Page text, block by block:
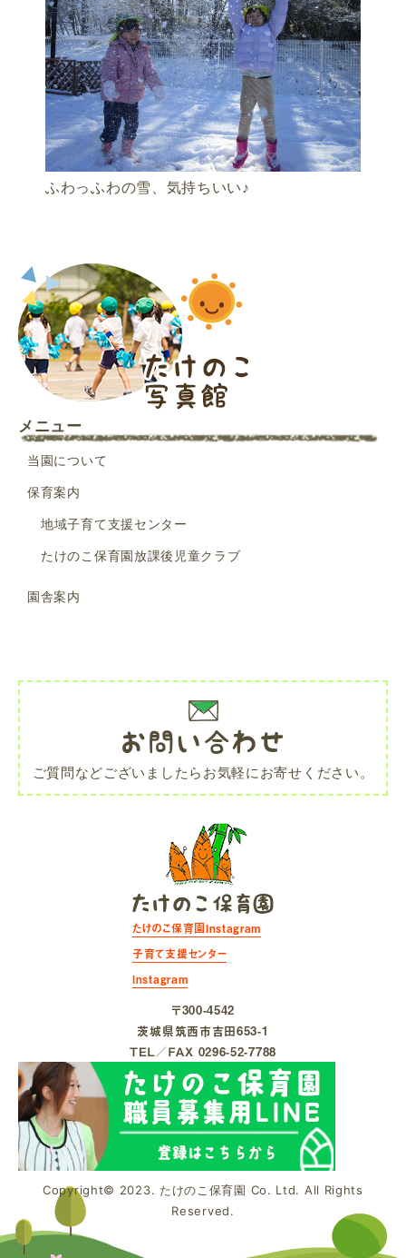
ふわっふわの雪、気持ちいい♪
メニュー
当園について
保育案内
地域子育て支援センター
たけのこ保育園放課後児童クラブ
園舎案内
お問い合わせ
ご質問などございましたらお気軽にお寄せください。
たけのこ保育園Instagram
子育て支援センター
Instagram
〒300-4542
茨城県筑⻄市吉⽥653-1
ＴＥＬ／ＦＡＸ 0296-52-7788
Copyright© 2023. たけのこ保育園 Co. Ltd. All Rights
Reserved.